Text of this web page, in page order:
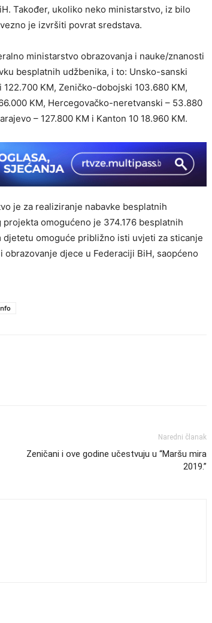
Također, ukoliko neko ministarstvo, iz bilo
je izvršiti povrat sredstava.
ministarstvo obrazovanja i nauke/znanosti
besplatnih udžbenika, i to: Unsko-sanski
KM, Zeničko-dobojski 103.680 KM,
KM, Hercegovačko-neretvanski – 53.880
– 127.800 KM i Kanton 10 18.960 KM.
je za realiziranje nabavke besplatnih
omogućeno je 374.176 besplatnih
djetetu omoguće približno isti uvjeti za sticanje
djece u Federaciji BiH, saopćeno
Naredni članak
Zeničani i ove godine učestvuju u “Maršu mira
2019.”